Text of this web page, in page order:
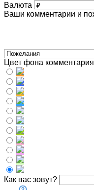
Валюта
Ваши комментарии и
Цвет фона комментария
Как вас зовут?